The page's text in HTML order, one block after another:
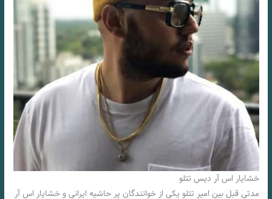
خشایار اس آر دیس تتلو
مدتی قبل بین امیر تتلو یکی از خوانندگان پر حاشیه ایرانی و خشایار اس آر